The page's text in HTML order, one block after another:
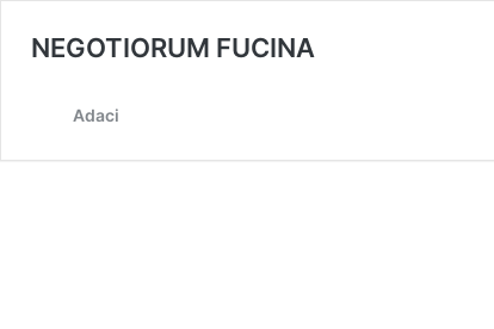
NEGOTIORUM FUCINA
Adaci